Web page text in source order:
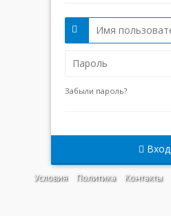
Забыли пароль?
Вход
Условия Политика Контакты